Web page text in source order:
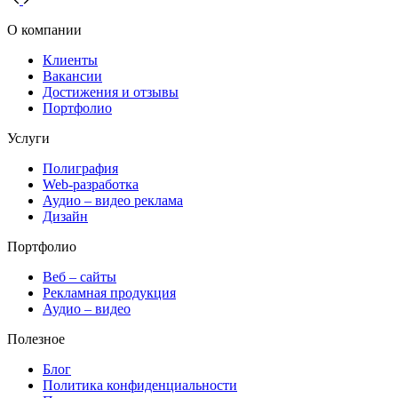
О компании
Клиенты
Вакансии
Достижения и отзывы
Портфолио
Услуги
Полиграфия
Web-разработка
Аудио – видео реклама
Дизайн
Портфолио
Веб – сайты
Рекламная продукция
Аудио – видео
Полезное
Блог
Политика конфиденциальности